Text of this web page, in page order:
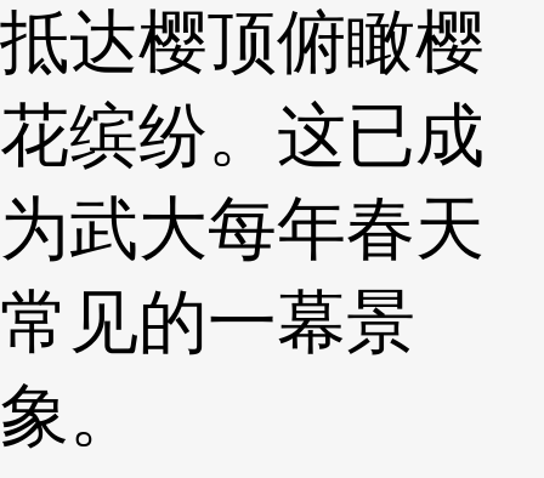
抵达樱顶俯瞰樱
花缤纷。这已成
为武大每年春天
常见的一幕景
象。